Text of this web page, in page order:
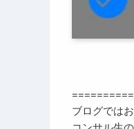
ブログでは